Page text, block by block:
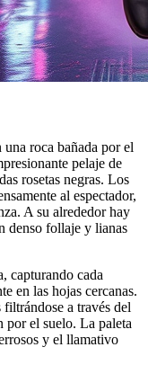
una roca bañada por el
pelaje de
rosetas negras. Los
al espectador,
A su alrededor hay
denso follaje y lianas
capturando cada
en las hojas cercanas.
a través del
por el suelo. La paleta
y el llamativo